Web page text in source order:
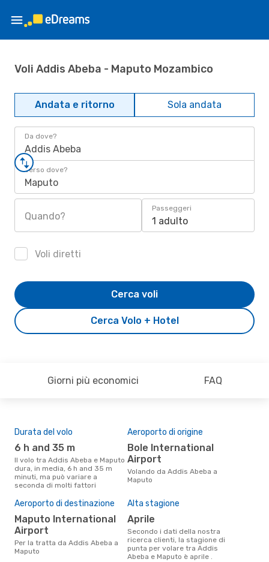
Voli Addis Abeba - Maputo Mozambico
Andata e ritorno Sola andata
Da dove?
Addis Abeba
Verso dove?
Maputo
Quando?
Passeggeri
1 adulto
Voli diretti
Cerca Volo + Hotel
Cerca voli
Giorni più economici FAQ
Durata del volo
6 h and 35 m
Il volo tra Addis Abeba e Maputo
dura, in media, 6 h and 35 m
minuti, ma può variare a
seconda di molti fattori
Aeroporto di origine
Bole International
Airport
Volando da Addis Abeba a
Maputo
Aeroporto di destinazione
Maputo International
Airport
Per la tratta da Addis Abeba a
Maputo
Alta stagione
aprile
Secondo i dati della nostra
ricerca clienti, la stagione di
punta per volare tra Addis
Abeba e Maputo è aprile .